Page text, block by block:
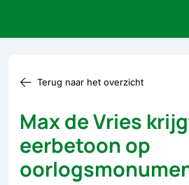
Terug naar het overzicht
Max de Vries
eerbetoon op